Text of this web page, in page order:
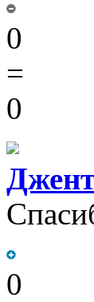
0
=
0
0